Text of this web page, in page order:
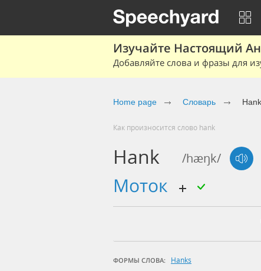
Изучайте Настоящий
Добавляйте слова и фразы для
Home page Словарь Hank
Как произносится слово hank
Hank /hæŋk/
моток
ФОРМЫ СЛОВА: Hanks